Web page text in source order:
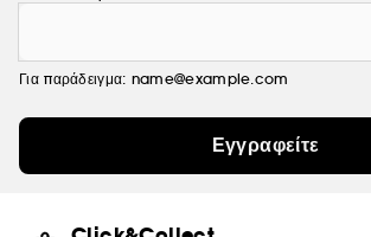
Για παράδειγμα: name@example.com
Εγγραφείτε